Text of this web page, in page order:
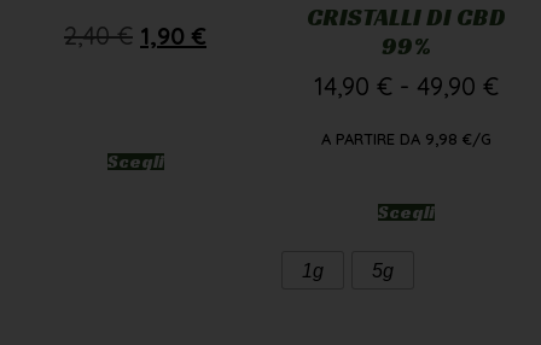
2,40€ 1,90 €
Scegli
CRISTALLI DI CBD
99%
14,90 € - 49,90 €
A PARTIRE DA 9,98 €/G
Scegli
1g 5g